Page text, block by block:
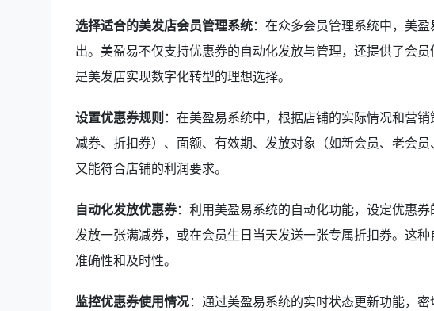
选择适合的美发店会员管理系统：在众多会员管理系统中，美
出。美盈易不仅支持优惠券的自动化发放与管理，还提供了会
是美发店实现数字化转型的理想选择。
设置优惠券规则 ：在美盈易系统中，根据店铺的实际情况和营
减券、折扣券）、面额、有效期、发放对象（如新会员、老会
又能符合店铺的利润要求。
自动化发放优惠券：利用美盈易系统的自动化功能，设定优惠
发放一张满减券，或在会员生日当天发送一张专属折扣券。这
准确性和及时性。
监控优惠券使用情况：通过美盈易系统的实时状态更新功能，